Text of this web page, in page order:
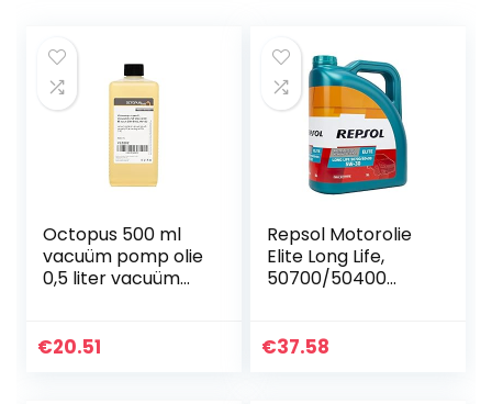
Octopus 500 ml
vacuüm pomp olie
0,5 liter vacuüm
HV100 machine
€20.51
Repsol Motorolie
Elite Long Life,
50700/50400
€37.58